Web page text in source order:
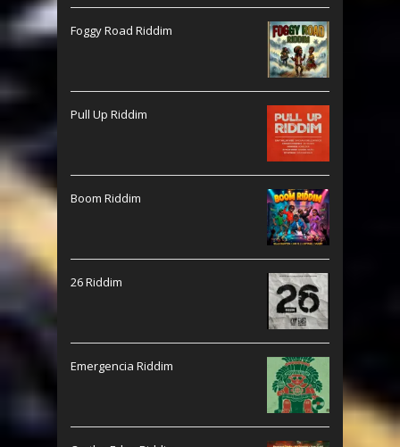
Foggy Road Riddim
Pull Up Riddim
Boom Riddim
26 Riddim
Emergencia Riddim